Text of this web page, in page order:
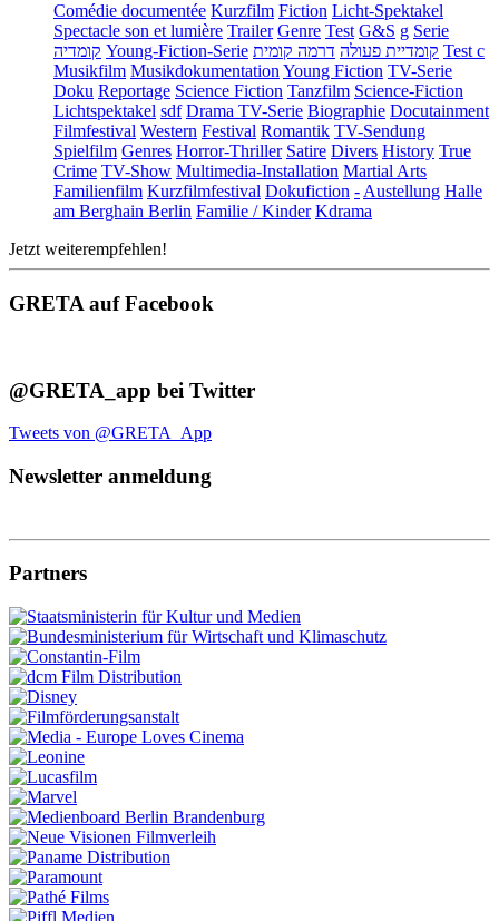
Comédie documentée Kurzfilm Fiction Licht-Spektakel
Spectacle son et lumière Trailer Genre Test G&S g Serie
קומדיה Young-Fiction-Serie קומדיית פעולה דרמה קומית
Test c
Musikfilm MusikdokumentationYoung Fiction TV-Serie
Doku Reportage Science Fiction Tanzfilm Science-Fiction
Lichtspektakel sdf Drama TV-Serie Biographie Docutainment
Filmfestival Western Festival Romantik TV-Sendung
Spielfilm Genres Horror-Thriller Satire Divers History True
Crime TV-Show Multimedia-Installation Martial Arts
Familienfilm Kurzfilmfestival Dokufiction -Austellung Halle
am Berghain Berlin Familie / Kinder Kdrama
Jetzt weiterempfehlen!
GRETA auf Facebook
@GRETA_app bei Twitter
Tweets von @GRETA_App
Newsletter anmeldung
Partners